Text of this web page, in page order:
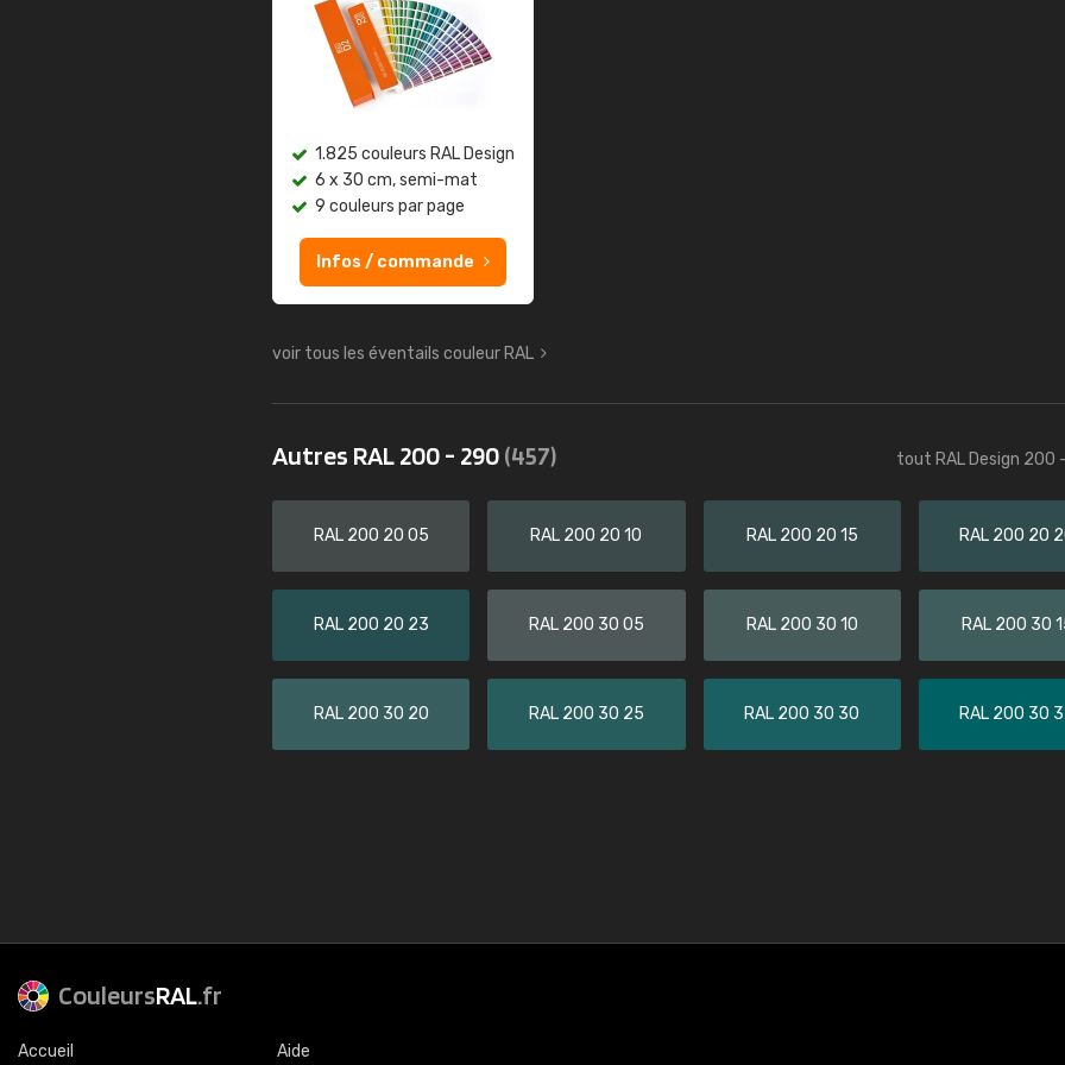
1.825 couleurs RAL Design
6 x 30 cm, semi-mat
9 couleurs par page
Infos / commande
voir tous les éventails couleur RAL
Autres RAL 200 - 290(457) tout RAL Design 200
RAL 200 20 05 RAL 200 20 10 RAL 200 20 15 RAL 200 20
RAL 200 20 23 RAL 200 30 05 RAL 200 30 10 RAL 200 30
RAL 200 30 20 RAL 200 30 25 RAL 200 30 30 RAL 200 30
CouleursRAL.fr
Accueil Aide